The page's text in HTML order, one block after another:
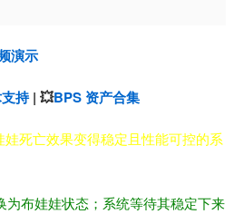
演示
持| 💥BPS 资产合集
娃死亡效果变得稳定且性能可控的系
为布娃娃状态；系统等待其稳定下来